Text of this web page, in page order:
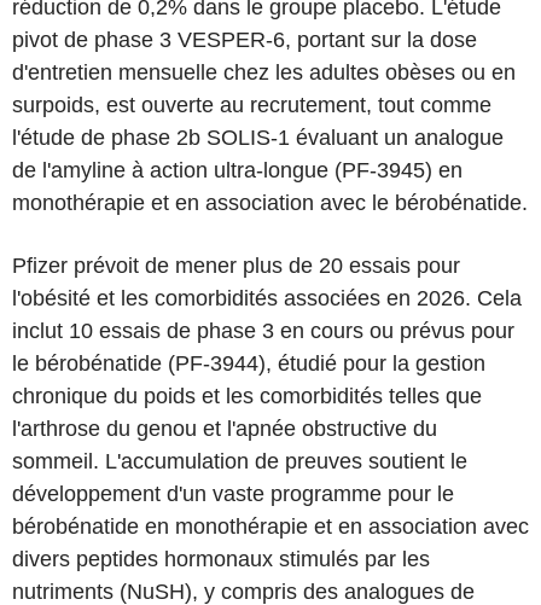
réduction de 0,2% dans le groupe placebo. L'étude
pivot de phase 3 VESPER-6, portant sur la dose
d'entretien mensuelle chez les adultes obèses ou en
surpoids, est ouverte au recrutement, tout comme
l'étude de phase 2b SOLIS-1 évaluant un analogue
de l'amyline à action ultra-longue (PF-3945) en
monothérapie et en association avec le bérobénatide.
Pfizer prévoit de mener plus de 20 essais pour
l'obésité et les comorbidités associées en 2026. Cela
inclut 10 essais de phase 3 en cours ou prévus pour
le bérobénatide (PF-3944), étudié pour la gestion
chronique du poids et les comorbidités telles que
l'arthrose du genou et l'apnée obstructive du
sommeil. L'accumulation de preuves soutient le
développement d'un vaste programme pour le
bérobénatide en monothérapie et en association avec
divers peptides hormonaux stimulés par les
nutriments (NuSH), y compris des analogues de